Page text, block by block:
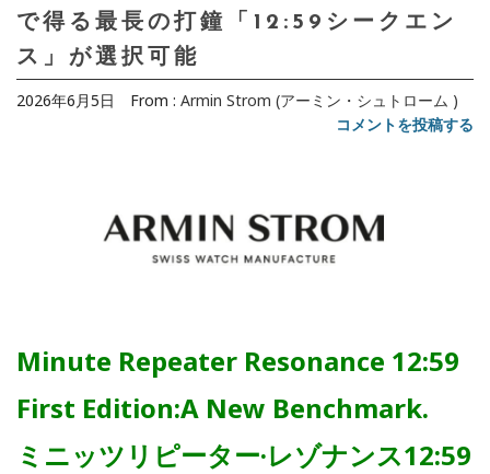
で得る最長の打鐘「12:59シークエン
ス」が選択可能
2026年6月5日 From : Armin Strom (アーミン・シュトローム )
コメントを投稿する
Minute Repeater Resonance 12:59
First Edition:A New Benchmark.
ミニッツリピーター·レゾナンス12:59